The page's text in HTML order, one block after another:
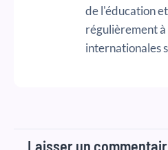
de l'éducation
régulièrement
internationales
Laisser un